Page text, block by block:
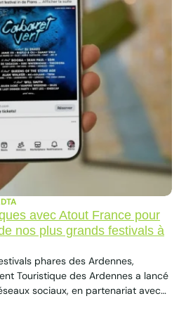
avec Atout France pour
nos plus grands festivals à
phares des Ardennes,
Touristique des Ardennes a lancé
sociaux, en partenariat avec